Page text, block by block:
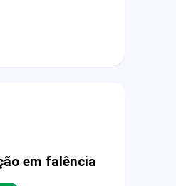
em falência